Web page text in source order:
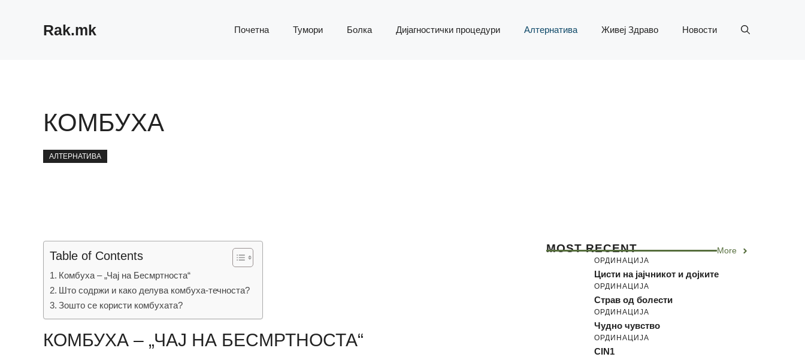
Rak.mk Почетна Тумори Болка Дијагностички процедури Алтернатива Живеј Здраво Новости
КОМБУХА
АЛТЕРНАТИВА
Table of Contents
Комбуха – „Чај на Бесмртноста“
Што содржи и како делува комбуха-течноста?
Зошто се користи комбухата?
КОМБУХА – „ЧАЈ НА БЕСМРТНОСТА“
MOST RECENT More
ОРДИНАЦИЈА
Цисти на јајчникот и дојките
ОРДИНАЦИЈА
Страв од болести
ОРДИНАЦИЈА
Чудно чувство
ОРДИНАЦИЈА
CIN1